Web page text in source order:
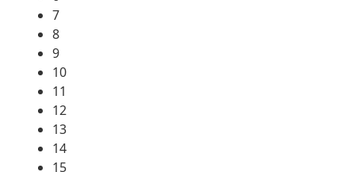
7
8
9
10
11
12
13
14
15